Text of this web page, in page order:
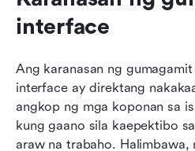
interface
Ang karanasan ng
interface ay direktang
angkop ng mga koponan sa
kung gaano sila kaepektibo
araw na trabaho. Halimbawa,